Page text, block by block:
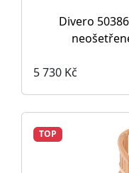
Divero
5 730 Kč
TOP